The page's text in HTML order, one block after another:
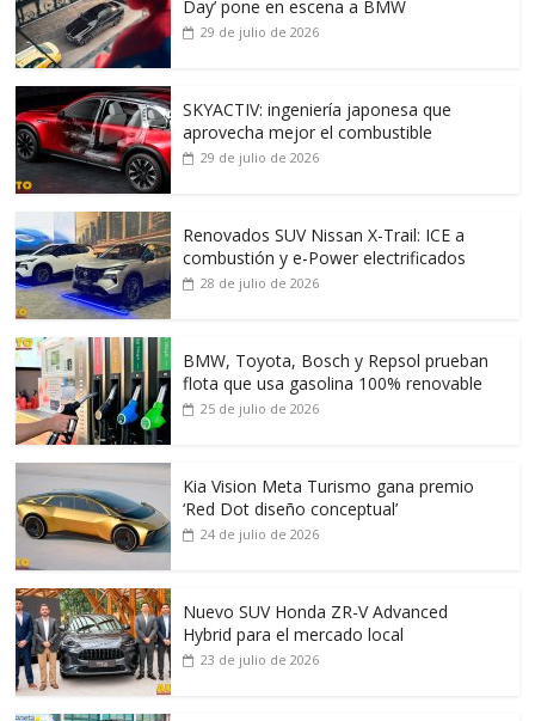
Day’ pone en escena a BMW
29 de julio de 2026
SKYACTIV: ingeniería japonesa que
aprovecha mejor el combustible
29 de julio de 2026
Renovados SUV Nissan X-Trail: ICE a
combustión y e-Power electrificados
28 de julio de 2026
BMW, Toyota, Bosch y Repsol prueban
flota que usa gasolina 100% renovable
25 de julio de 2026
Kia Vision Meta Turismo gana premio
‘Red Dot diseño conceptual’
24 de julio de 2026
Nuevo SUV Honda ZR-V Advanced
Hybrid para el mercado local
23 de julio de 2026